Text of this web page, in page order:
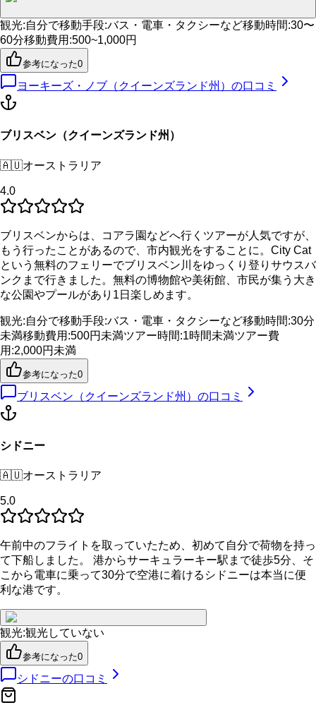
観光:自分で移動手段:バス・電車・タクシーなど移動時間:30〜
60分移動費用 :500~1,000円
参考になった0
ヨーキーズ・ノブ（クイーンズランド州） の口コミ
ブリスベン（クイーンズランド州）
🇦🇺オーストラリア
4.0
ブリスベンからは、コアラ園などへ行くツアーが人気ですが、
もう行ったことがあるので、市内観光をすることに。City Cat
という無料のフェリーでブリスベン川をゆっくり登りサウスバ
ンクまで行きました。無料の博物館や美術館、市民が集う大き
な公園やプールがあり1日楽しめます。
観光:自分で移動手段:バス・電車・タクシーなど移動時間:30分
未満移動費用 :500円未満ツアー時間:1時間未満ツアー費
用 :2,000円未満
参考になった0
ブリスベン（クイーンズランド州） の口コミ
シドニー
🇦🇺オーストラリア
5.0
午前中のフライトを取っていたため、初めて自分で荷物を持っ
て下船しました。 港からサーキュラーキー駅まで徒歩5分、そ
こから電車に乗って30分で空港に着けるシドニーは本当に便
利な港です。
観光:観光していない
参考になった0
シドニーの口コミ